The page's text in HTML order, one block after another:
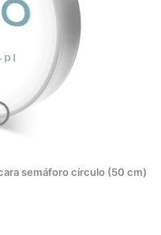
semáforo círculo (50 cm)